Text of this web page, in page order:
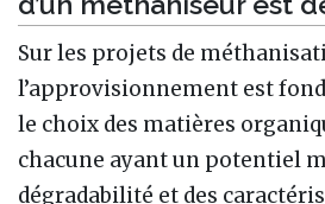
Sur les projets de
l’approvisionnement est
le choix des matières
chacune ayant un potentiel
dégradabilité et des